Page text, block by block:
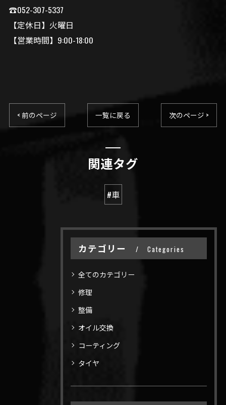
☎️052-307-5337
【定休日】火曜日
【営業時間】9:00-18:00
< 前のページ 一覧に戻る 次のページ >
関連タグ
#車
カテゴリー Categories
全てのカテゴリー
修理
整備
オイル交換
コーティング
タイヤ